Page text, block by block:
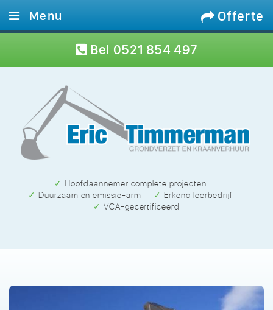
Bel 0521 854 497
Offerte
✓ Hoofdaannemer complete projecten
✓ Duurzaam en emissie-arm
✓ Erkend leerbedrijf
✓ VCA-gecertificeerd
Menu
Diensten
Materieel
Projecten
Werken bij